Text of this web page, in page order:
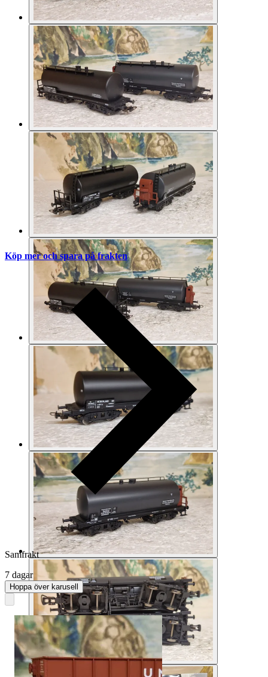
Köp mer och spara på frakten
Samfrakt
7 dagar
Hoppa över karusell